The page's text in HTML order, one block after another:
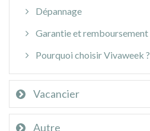
Dépannage
Garantie et remboursement
Pourquoi choisir Vivaweek ?
Vacancier
Autre